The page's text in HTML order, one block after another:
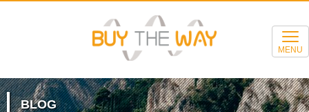
MENU
BLOG